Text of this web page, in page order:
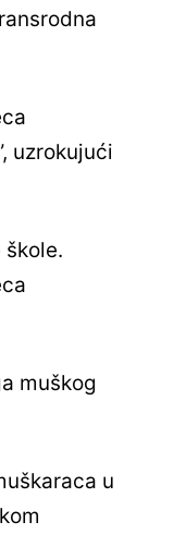
uzrokujući
muškog
u